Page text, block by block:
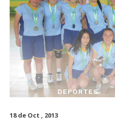
DEPORTES
18 de Oct , 2013